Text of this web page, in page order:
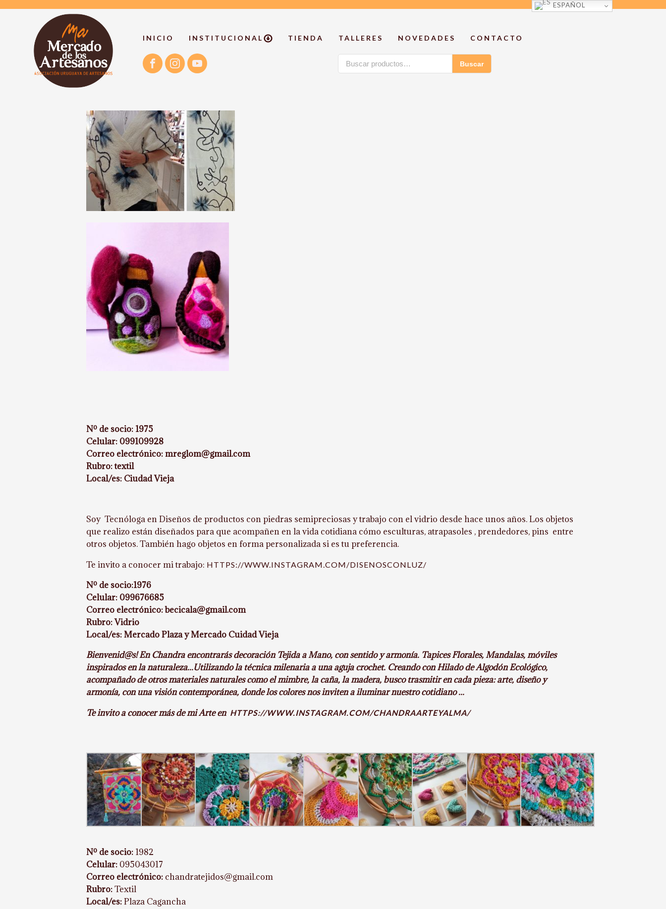
INICIO INSTITUCIONAL TIENDA TALLERES NOVEDADES CONTACTO
Buscar
por:
Buscar
Nº de socio: 1975
Celular: 099109928
Correo electrónico: mreglom@gmail.com
Rubro: textil
Local/es: Ciudad Vieja
Soy Tecnóloga en Diseños de productos con piedras semipreciosas y trabajo con el vidrio desde hace unos años. Los objetos
que realizo están diseñados para que acompañen en la vida cotidiana cómo esculturas, atrapasoles , prendedores, pins entre
otros objetos. También hago objetos en forma personalizada si es tu preferencia.
Te invito a conocer mi trabajo: HTTPS://WWW.INSTAGRAM.COM/DISENOSCONLUZ/
Nº de socio:1976
Celular: 099676685
Correo electrónico: becicala@gmail.com
Rubro: Vidrio
Local/es: Mercado Plaza y Mercado Cuidad Vieja
Bienvenid@s! En Chandra encontrarás decoración Tejida a Mano, con sentido y armonía. Tapices Florales, Mandalas, móviles
inspirados en la naturaleza...Utilizando la técnica milenaria a una aguja crochet. Creando con Hilado de Algodón Ecológico,
acompañado de otros materiales naturales como el mimbre, la caña, la madera, busco trasmitir en cada pieza: arte, diseño y
armonía, con una visión contemporánea, donde los colores nos inviten a iluminar nuestro cotidiano ...
Te invito a conocer más de mi Arte en HTTPS://WWW.INSTAGRAM.COM/CHANDRAARTEYALMA/
Nº de socio: 1982
Celular: 095043017
Correo electrónico: chandratejidos@gmail.com
Rubro:Textil
Local/es:Plaza Cagancha
ESPAÑOL